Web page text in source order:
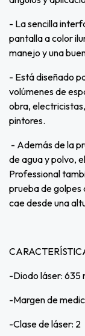
- La sencilla
pantalla a color
manejo y una
- Está diseñado
volúmenes de
obra,
pintores.
- Además de la
de agua y polvo,
Professional
prueba de golpes
cae desde una
-Diodo láser: 635
-Margen de
-Clase de láser: 2